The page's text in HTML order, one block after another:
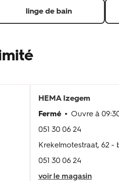
linge de bain
HEMA Izegem
Fermé
Ouvre à
051 30 06 24
Krekelmotestraat, 62 -
051 30 06 24
voir le magasin